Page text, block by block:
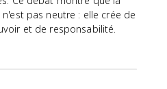
pas neutre : elle crée de
et de responsabilité.